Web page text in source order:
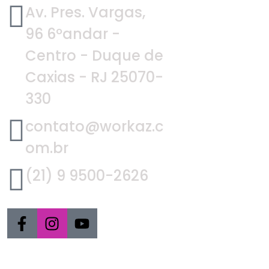
Av. Pres. Vargas,
96 6ºandar -
Centro - Duque de
Caxias - RJ 25070-
330
contato@workaz.c
om.br
(21) 9 9500-2626